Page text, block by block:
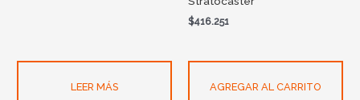
LEER MÁS
$416.251
AGREGAR AL CARRITO